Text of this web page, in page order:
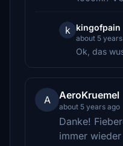
k kingofpain
about 5
Ok, das
A AeroKruemel
about 5 years ago
Danke!
immer